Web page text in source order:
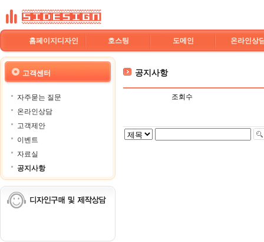
홈페이지디자인 호스팅 도메인 온라인상
고객센터
자주묻는 질문
온라인상담
고객제안
이벤트
자료실
공지사항
공지사항
조회수